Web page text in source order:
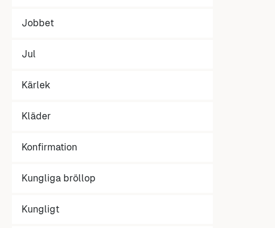
Jobbet
Jul
Kärlek
Kläder
Konfirmation
Kungliga bröllop
Kungligt